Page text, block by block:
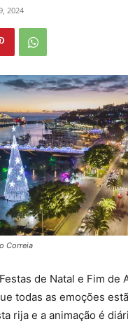
2024
Correia
de Natal e Fim de
todas as emoções
rija e a animação é